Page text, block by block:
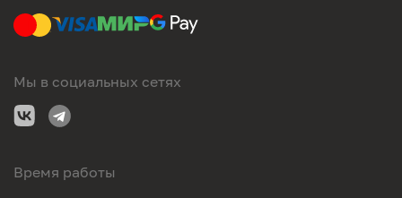
Мы в социальных сетях
Время работы